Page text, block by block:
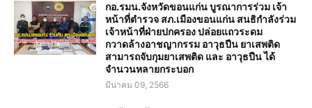
กอ.รมน.จังหวัดขอนแก่น บูรณาการร่วม เจ้า
หน้าที่ตำรวจ สภ.เมืองขอนแก่น สนธิกำลังร่วม
เจ้าหน้าที่ฝ่ายปกครอง ปล่อยแถวระดม
กวาดล้างอาชญากรรม อาวุธปืน ยาเสพติด
สามารถจับกุมยาเสพติด และ อาวุธปืน ได้
จำนวนหลายกระบอก
มีนาคม 09, 2566